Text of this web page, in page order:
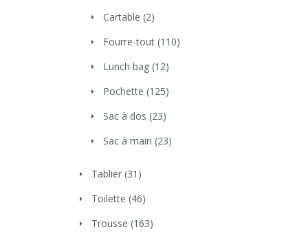
Cartable (2)
Fourre-tout (110)
Lunch bag (12)
Pochette (125)
Sac à dos (23)
Sac à main (23)
Tablier (31)
Toilette (46)
Trousse (163)